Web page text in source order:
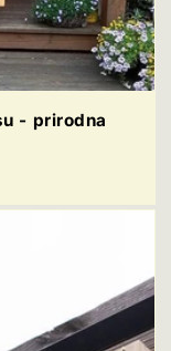
- prirodna